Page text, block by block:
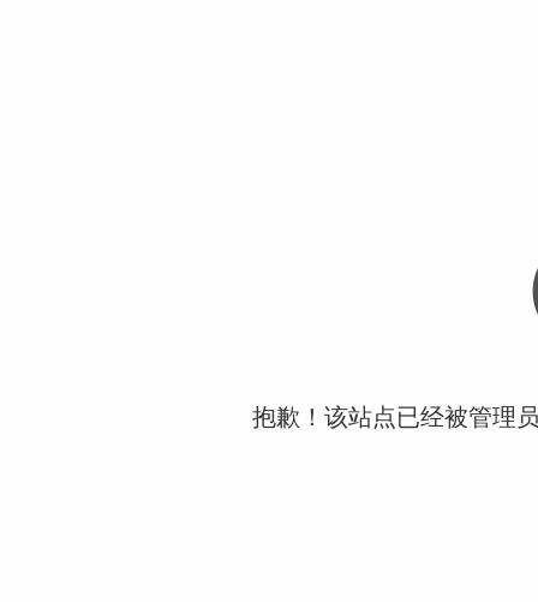
抱歉！该站点已经被管理